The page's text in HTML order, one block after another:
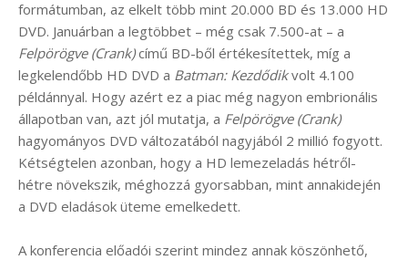
formátumban, az elkelt több mint 20.000 BD és 13.000 HD
DVD. Januárban a legtöbbet – még csak 7.500-at – a
Felpörögve (Crank)című BD-ből értékesítettek, míg a
legkelendőbb HD DVD a Batman: Kezdődikvolt 4.100
példánnyal. Hogy azért ez a piac még nagyon embrionális
állapotban van, azt jól mutatja, a Felpörögve (Crank)
hagyományos DVD változatából nagyjából 2 millió fogyott.
Kétségtelen azonban, hogy a HD lemezeladás hétről-
hétre növekszik, méghozzá gyorsabban, mint annakidején
a DVD eladások üteme emelkedett.
A konferencia előadói szerint mindez annak köszönhető,